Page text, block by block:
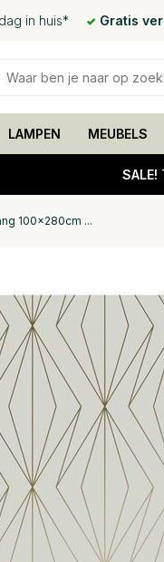
in huis* Gratis
LAMPEN MEUBELS
SALE!
100x280cm ...